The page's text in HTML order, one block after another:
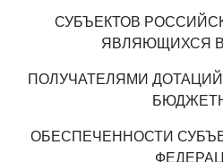
СУБЪЕКТОВ
ЯВЛЯЮЩИХСЯ В
ПОЛУЧАТЕЛЯМИ
ОБЕСПЕЧЕННОСТИ